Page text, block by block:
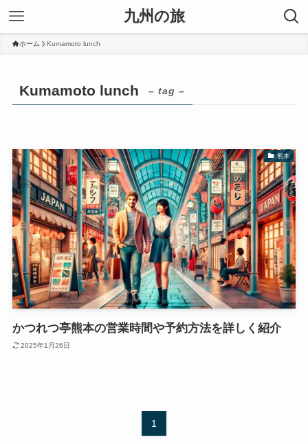
九州の旅
ホーム Kumamoto lunch
Kumamoto lunch – tag –
熊本
かつれつ亭熊本の営業時間や予約方法を詳しく紹介
2025年1月26日
1